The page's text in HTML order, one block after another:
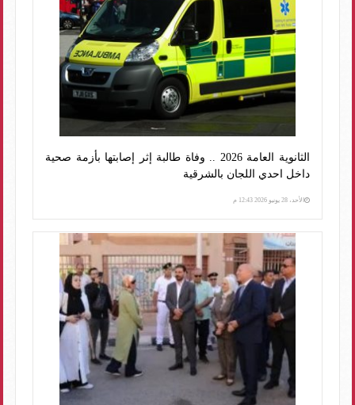
الثانوية العامة 2026 .. وفاة طالبة إثر إصابتها بأزمة صحية
داخل احدي اللجان بالشرقية
الأحد، 28 يونيو 2026 12:43 م